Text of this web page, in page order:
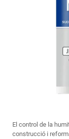
El control de la
construcció i